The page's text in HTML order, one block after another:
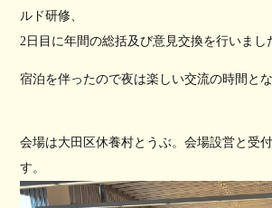
ルド研修、
2日目に年間の総括及び意見交換を行いまし
宿泊を伴ったので夜は楽しい交流の時間とな
会場は大田区休養村とうぶ。会場設営と受
す。